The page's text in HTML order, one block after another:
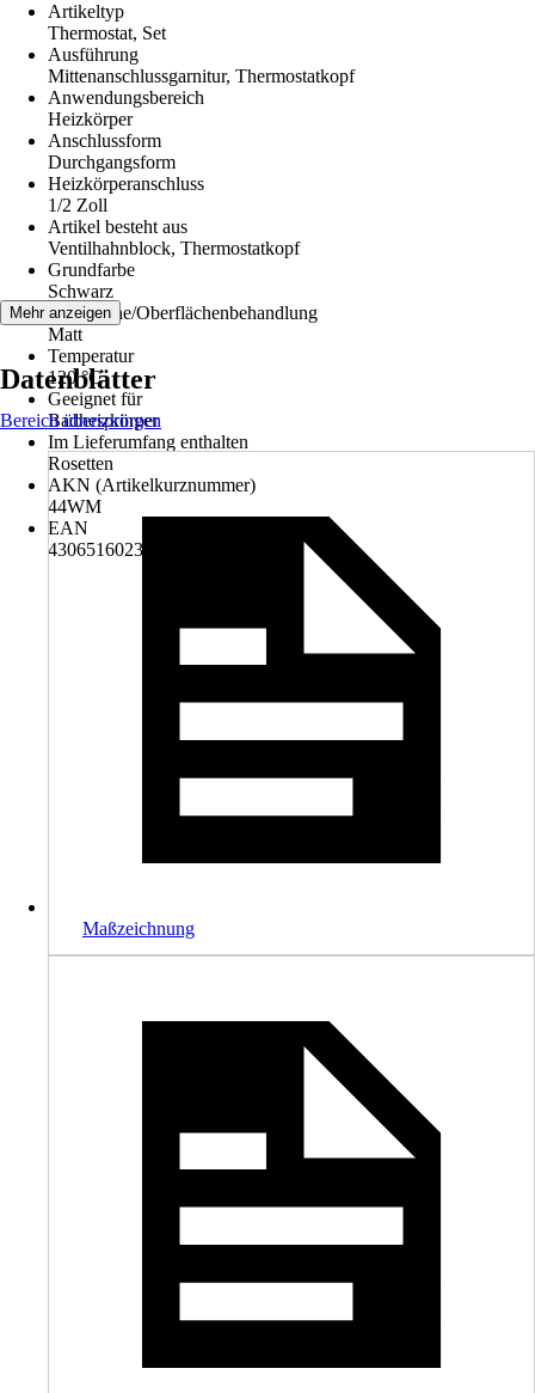
Artikeltyp
Thermostat, Set
Ausführung
Mittenanschlussgarnitur, Thermostatkopf
Anwendungsbereich
Heizkörper
Anschlussform
Durchgangsform
Heizkörperanschluss
1/2 Zoll
Artikel besteht aus
Ventilhahnblock, Thermostatkopf
Grundfarbe
Schwarz
Oberfläche/Oberflächenbehandlung
Matt
Temperatur
120 °C
Geeignet für
Badheizkörper
Im Lieferumfang enthalten
Rosetten
AKN (Artikelkurznummer)
44WM
EAN
4306516023530
Mehr anzeigen
Datenblätter
Bereich überspringen
Maßzeichnung